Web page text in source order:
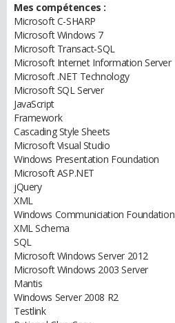
Mes compétences :
Microsoft C-SHARP
Microsoft Windows 7
Microsoft Transact-SQL
Microsoft Internet Information Server
Microsoft .NET Technology
Microsoft SQL Server
JavaScript
Framework
Cascading Style Sheets
Microsoft Visual Studio
Windows Presentation Foundation
Microsoft ASP.NET
jQuery
XML
Windows Communiciation Foundation
XML Schema
SQL
Microsoft Windows Server 2012
Microsoft Windows 2003 Server
Mantis
Windows Server 2008 R2
Testlink